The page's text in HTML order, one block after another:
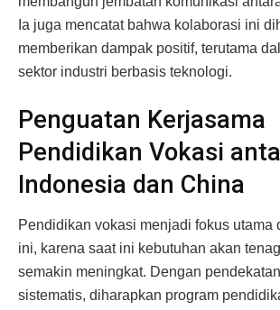
Ia juga mencatat bahwa kolaborasi ini
memberikan dampak positif, terutama
sektor industri berbasis teknologi.
Penguatan Kerjasama
Pendidikan Vokasi
Indonesia dan China
Pendidikan vokasi menjadi fokus utama
ini, karena saat ini kebutuhan akan
semakin meningkat. Dengan
sistematis, diharapkan program